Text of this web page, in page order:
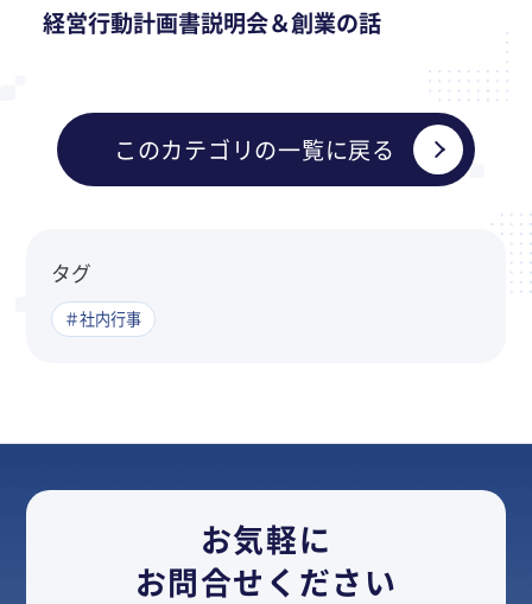
経営行動計画書説明会＆創業の話
このカテゴリの一覧に戻る
タグ
＃社内行事
お気軽に
お問合せください